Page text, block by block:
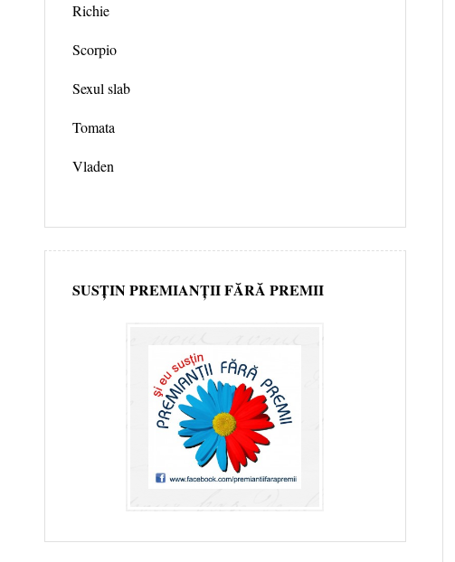
Richie
Scorpio
Sexul slab
Tomata
Vladen
SUSȚIN PREMIANȚII FĂRĂ PREMII